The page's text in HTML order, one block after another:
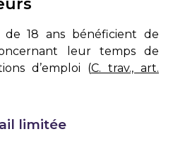
de 18 ans bénéficient de
leur temps de
d’emploi (C. trav., art.
limitée